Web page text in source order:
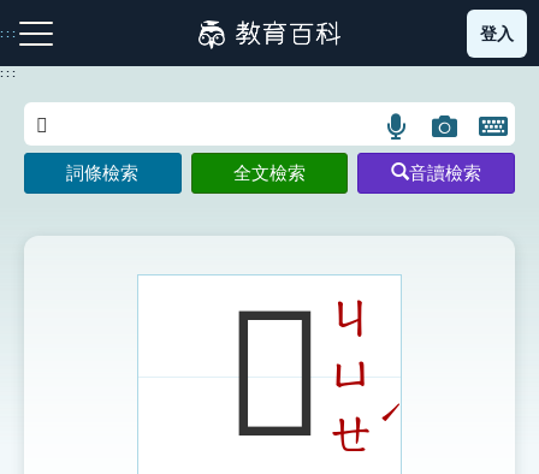
到
主
:::
注音索引圖示 筆畫索引圖示 部首索引表圖示
登入
:::
語
言
搜
示
圖
片
搜
開
鍵
圖
詞條檢索 全文檢索 音讀檢索
𠕢 ㄐ
ㄩ
ㄝ
ˊ